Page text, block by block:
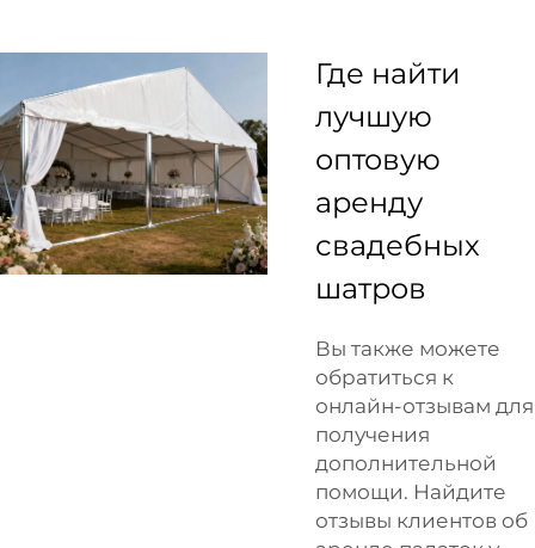
Где найти
лучшую
оптовую
аренду
свадебных
шатров
Вы также можете
обратиться к
онлайн-отзывам для
получения
дополнительной
помощи. Найдите
отзывы клиентов об